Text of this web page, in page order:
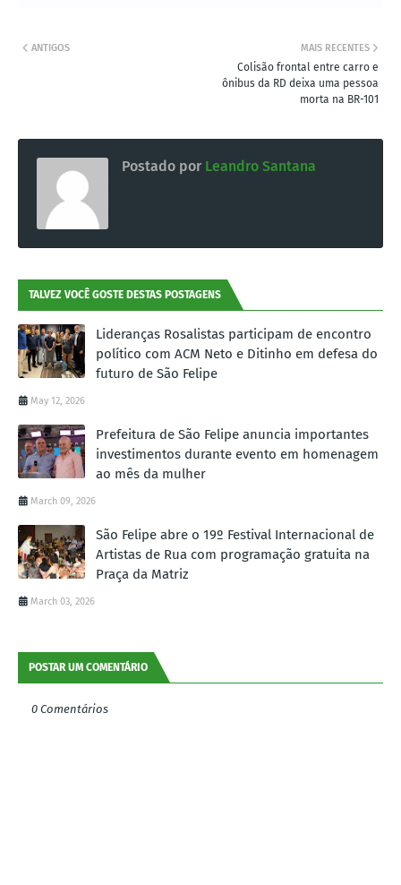
MAIS RECENTES
Colisão frontal entre carro e
ônibus da RD deixa uma pessoa
morta na BR-101
ANTIGOS
Postado por Leandro Santana
TALVEZ VOCÊ GOSTE DESTAS POSTAGENS
Lideranças Rosalistas participam de encontro
político com ACM Neto e Ditinho em defesa do
futuro de São Felipe
May 12, 2026
Prefeitura de São Felipe anuncia importantes
investimentos durante evento em homenagem
ao mês da mulher
March 09, 2026
São Felipe abre o 19º Festival Internacional de
Artistas de Rua com programação gratuita na
Praça da Matriz
March 03, 2026
POSTAR UM COMENTÁRIO
0 Comentários